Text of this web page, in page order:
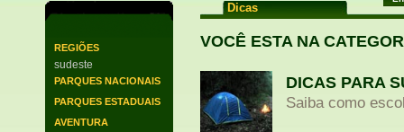
REGIÕES
sudeste
PARQUES NACIONAIS
PARQUES ESTADUAIS
AVENTURA
Dicas
VOCÊ ESTA NA
DICAS PARA
Saiba como